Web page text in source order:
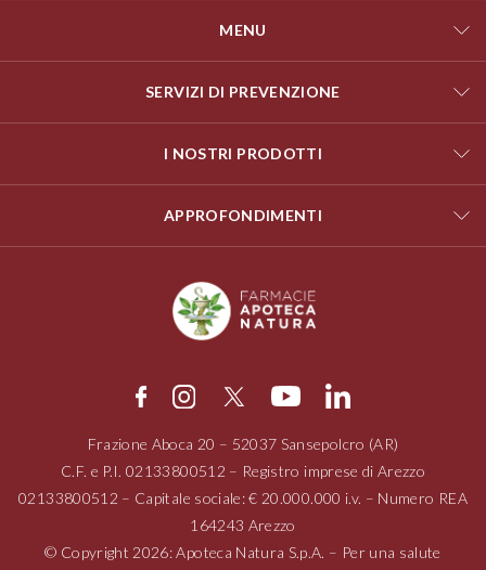
MENU
SERVIZI DI PREVENZIONE
I NOSTRI PRODOTTI
APPROFONDIMENTI
Frazione Aboca 20 – 52037 Sansepolcro (AR)
C.F. e P.I.02133800512 – Registro imprese di Arezzo
02133800512 – Capitale sociale: € 20.000.000 i.v. – Numero REA
164243 Arezzo
© Copyright 2026: Apoteca Natura S.p.A. – Per una salute